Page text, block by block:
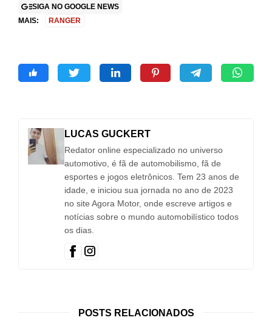
SIGA NO GOOGLE NEWS
MAIS:
RANGER
LUCAS GUCKERT
Redator online especializado no universo
automotivo, é fã de automobilismo, fã de
esportes e jogos eletrônicos. Tem 23 anos de
idade, e iniciou sua jornada no ano de 2023
no site Agora Motor, onde escreve artigos e
notícias sobre o mundo automobilístico todos
os dias.
POSTS RELACIONADOS